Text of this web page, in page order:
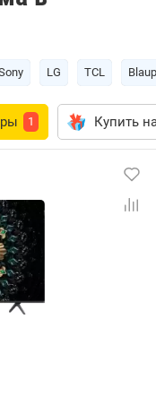
LG TCL
1 Купить